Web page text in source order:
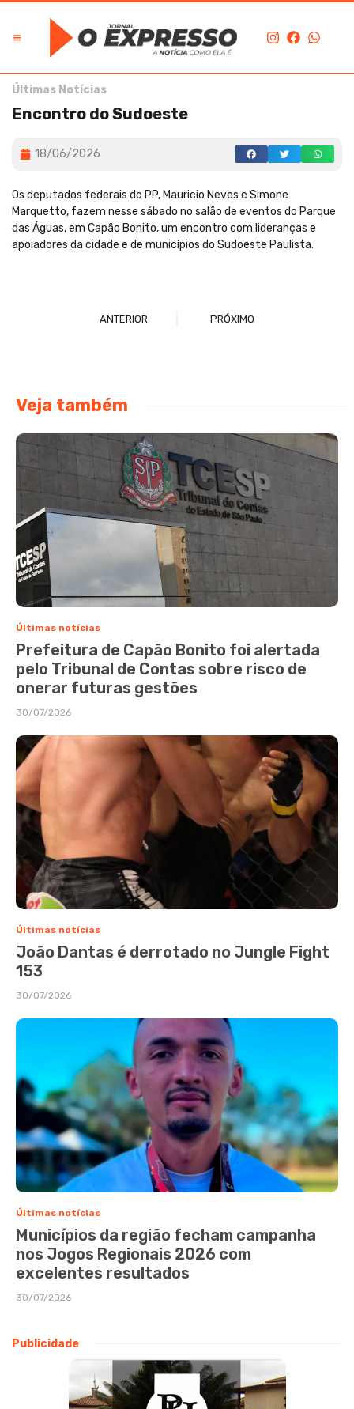
Últimas Notícias
Encontro do Sudoeste
18/06/2026
Os deputados federais do PP, Mauricio Neves e Simone
Marquetto, fazem nesse sábado no salão de eventos do Parque
das Águas, em Capão Bonito, um encontro com lideranças e
apoiadores da cidade e de municípios do Sudoeste Paulista.
ANTERIOR PRÓXIMO
Veja também
Últimas notícias
Prefeitura de Capão Bonito foi alertada
pelo Tribunal de Contas sobre risco de
onerar futuras gestões
30/07/2026
Últimas notícias
João Dantas é derrotado no Jungle Fight
153
30/07/2026
Últimas notícias
Municípios da região fecham campanha
nos Jogos Regionais 2026 com
excelentes resultados
30/07/2026
Publicidade